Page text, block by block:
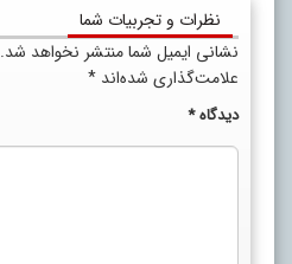
نظرات و تجربیات شما
نشانی ایمیل شما منتشر نخواهد شد.
علامت‌گذاری شده‌اند *
دیدگاه*